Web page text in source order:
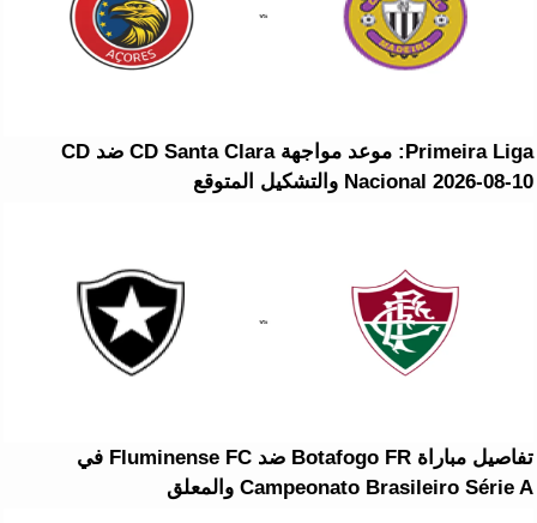
Primeira Liga: موعد مواجهة CD Santa Clara ضد CD
Nacional 2026-08-10 والتشكيل المتوقع
تفاصيل مباراة Botafogo FR ضد Fluminense FC في
Campeonato Brasileiro Série A والمعلق